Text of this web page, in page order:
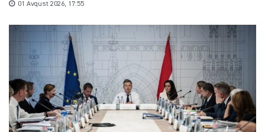
01 Avqust 2026, 17:55